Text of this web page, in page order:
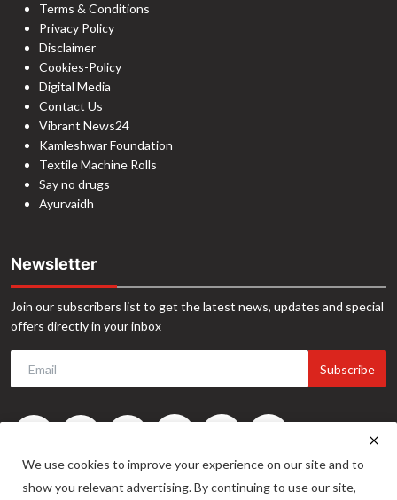
Terms & Conditions
Privacy Policy
Disclaimer
Cookies-Policy
Digital Media
Contact Us
Vibrant News24
Kamleshwar Foundation
Textile Machine Rolls
Say no drugs
Ayurvaidh
Newsletter
Join our subscribers list to get the latest news, updates and special
offers directly in your inbox
Subscribe
We use cookies to improve your experience on our site and to
show you relevant advertising. By continuing to use our site,